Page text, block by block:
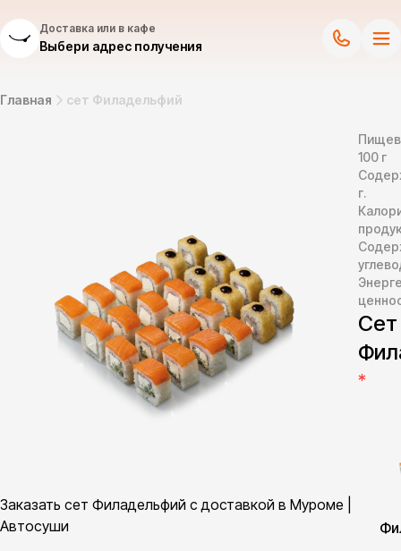
Доставка или в кафе
Выбери адрес получения
Главная сет Филадельфий
Заказать сет Филадельфий с доставкой в Муроме |
Автосуши
100 г
г.
Сет
*